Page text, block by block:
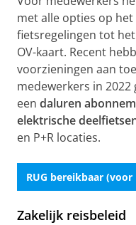
met alle opties op
fietsregelingen tot
OV-kaart. Recent
voorzieningen aan
medewerkers in
een daluren
elektrische
en P+R locaties.
RUG bereikbaar
Zakelijk reisbeleid